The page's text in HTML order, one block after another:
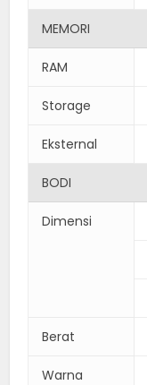
MEMORI
RAM
Storage
Eksternal
BODI
Dimensi
Berat
Warna